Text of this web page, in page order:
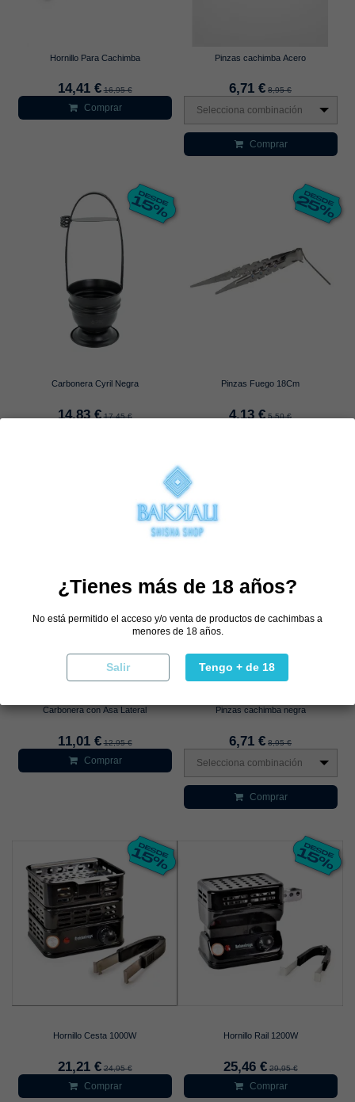
Hornillo Para Cachimba
14,41 € 16,95 €
Comprar
Pinzas cachimba Acero
6,71 € 8,95 €
Selecciona combinación
Comprar
Carbonera Cyril Negra
14,83 € 17,45 €
Pinzas Fuego 18Cm
4,13 € 5,50 €
Carbonera con Asa Lateral
11,01 € 12,95 €
Comprar
Pinzas cachimba negra
6,71 € 8,95 €
Selecciona combinación
Comprar
Hornillo Cesta 1000W
21,21 € 24,95 €
Comprar
Hornillo Rail 1200W
25,46 € 29,95 €
Comprar
¿Tienes más de 18 años?
No está permitido el acceso y/o venta de productos de cachimbas a
menores de 18 años.
Salir Tengo + de 18